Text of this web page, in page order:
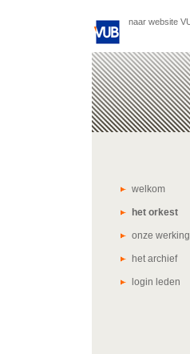
naar website
welkom
het orkest
onze werking
het archief
login leden